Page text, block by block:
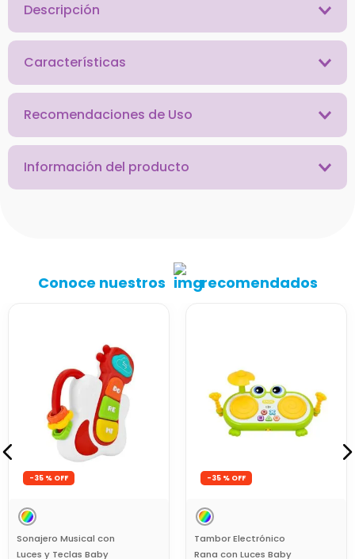
Descripción
Características
Recomendaciones de Uso
Información del producto
Conoce nuestros recomendados
-35 %
Sonajero Musical con
Luces y Teclas Baby
-35 %
Tambor Electrónico
Rana con Luces Baby